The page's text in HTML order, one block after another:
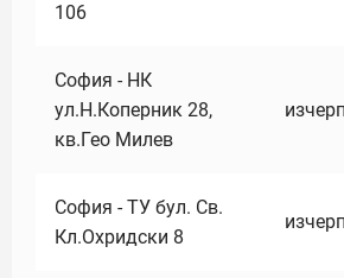
106
София - НК
ул.Н.Коперник 28,
кв.Гео Милев
София - ТУ бул. Св.
Кл.Охридски 8